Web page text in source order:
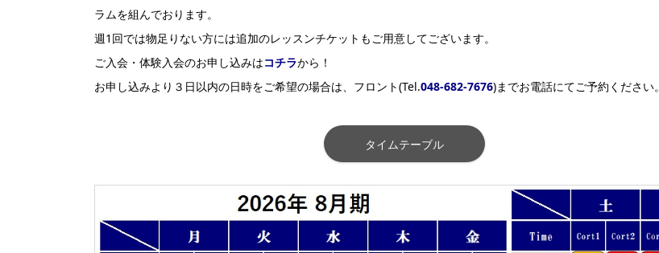
ラムを組んでおります。
週1回では物足りない方には追加のレッスンチケットもご用意してございます。
ご入会・体験入会のお申し込みはコチラから！
お申し込みより３日以内の日時をご希望の場合は、フロント(Tel.048-682-7676)までお電話にてご予約ください。
タイムテーブル